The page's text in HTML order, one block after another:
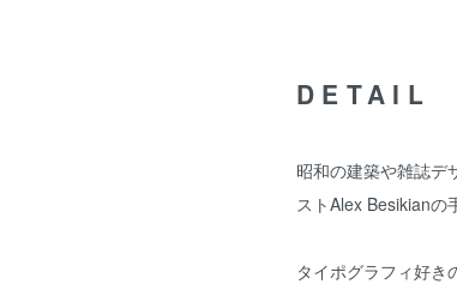
DETAIL
昭和の建築や雑誌デ
ストAlex Besikianの
タイポグラフィ好き